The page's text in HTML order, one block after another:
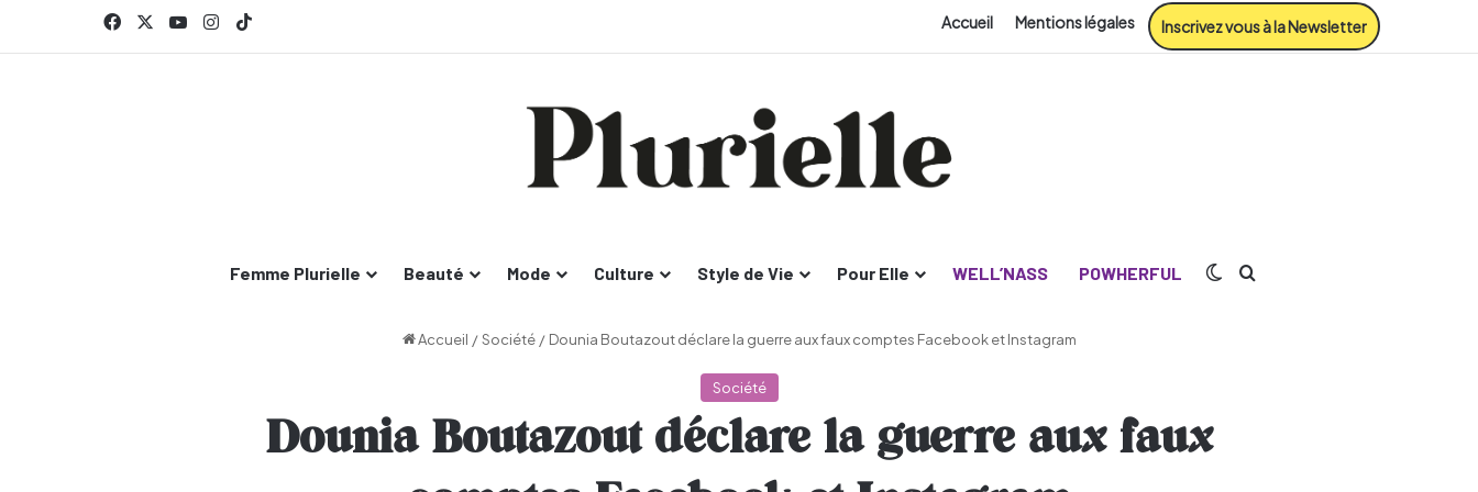
FacebookYouTubeInstagram Accueil Mentions légales Inscrivez vous à la Newsletter
Femme Plurielle Beauté Mode Culture Style de Vie Pour Elle WELL’NASS POWHERFUL Switch skin
Accueil / Société / Dounia Boutazout déclare la guerre aux faux comptes Facebook et Instagram
Société
Dounia Boutazout déclare la guerre aux faux